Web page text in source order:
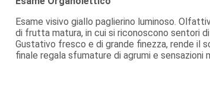
Esame visivo giallo paglierino luminoso.
di frutta matura, in cui si riconoscono sentori
Gustativo fresco e di grande finezza, rende il
finale regala sfumature di agrumi e sensazioni